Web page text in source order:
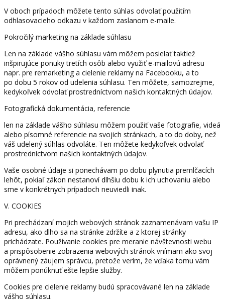
V oboch prípadoch môžete tento súhlas odvolať použitím
odhlasovacieho odkazu v každom zaslanom e-maile.
Pokročilý marketing na základe súhlasu
Len na základe vášho súhlasu vám môžem posielať taktiež
inšpirujúce ponuky tretích osôb alebo využiť e-mailovú adresu
napr. pre remarketing a cielenie reklamy na Facebooku, a to
po dobu 5 rokov od udelenia súhlasu. Ten môžete, samozrejme,
kedykoľvek odvolať prostredníctvom našich kontaktných údajov.
Fotografická dokumentácia, referencie
len na základe vášho súhlasu môžem použiť vaše fotografie, videá
alebo písomné referencie na svojich stránkach, a to do doby, než
váš udelený súhlas odvoláte. Ten môžete kedykoľvek odvolať
prostredníctvom našich kontaktných údajov.
Vaše osobné údaje si ponechávam po dobu plynutia premlčacích
lehôt, pokiaľ zákon nestanoví dlhšiu dobu k ich uchovaniu alebo
sme v konkrétnych prípadoch neuviedli inak.
V. COOKIES
Pri prechádzaní mojich webových stránok zaznamenávam vašu IP
adresu, ako dlho sa na stránke zdržíte a z ktorej stránky
prichádzate. Používanie cookies pre meranie návštevnosti webu
a prispôsobenie zobrazenia webových stránok vnímam ako svoj
oprávnený záujem správcu, pretože verím, že vďaka tomu vám
môžem ponúknuť ešte lepšie služby.
Cookies pre cielenie reklamy budú spracovávané len na základe
vášho súhlasu.